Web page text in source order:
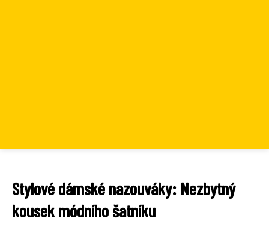
Stylové dámské nazouváky: Nezbytný
kousek módního šatníku